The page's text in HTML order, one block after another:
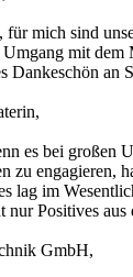
mich sind
mit dem
Dankeschön an
es bei großen
zu engagieren,
lag im
nur Positives aus
GmbH,